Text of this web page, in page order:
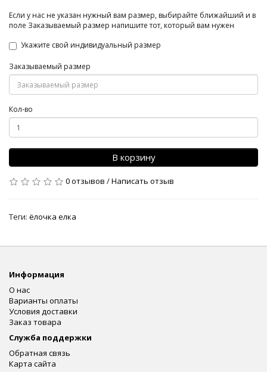
Если у нас не указан нужный вам размер, выбирайте ближайший и в
поле Заказываемый размер напишите тот, который вам нужен
Укажите свой индивидуальный размер
Заказываемый размер
Кол-во
В корзину
0 отзывов /Написать отзыв
Теги: ёлочка елка
Информация
О нас
Варианты оплаты
Условия доставки
Заказ товара
Служба поддержки
Обратная связь
Карта сайта